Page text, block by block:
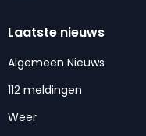
Laatste nieuws
Algemeen Nieuws
112 meldingen
Weer